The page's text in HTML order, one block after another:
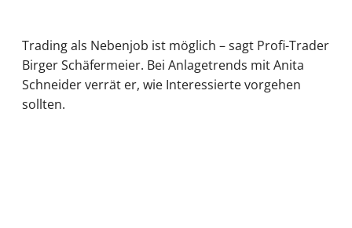
Trading als Nebenjob ist möglich – sagt Profi-Trader
Birger Schäfermeier. Bei Anlagetrends mit Anita
Schneider verrät er, wie Interessierte vorgehen
sollten.